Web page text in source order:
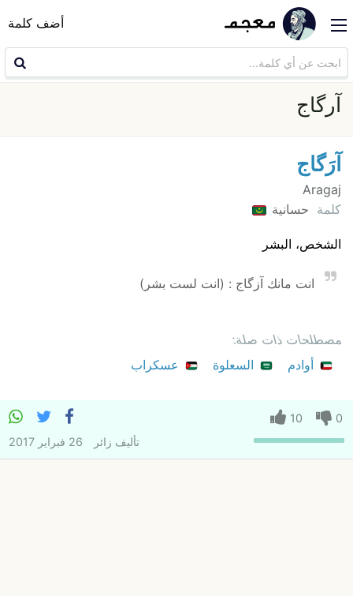
أضف كلمة
آرگاج
آرَگاج
Aragaj
كلمة حسانية
الشخص، البشر
انت مانك آزگاج : (انت لست بشر)
مصطلحات ذات صلة:
أوادم
السعلوة عسكراب
0
10
تأليف زائر 26 فبراير 2017